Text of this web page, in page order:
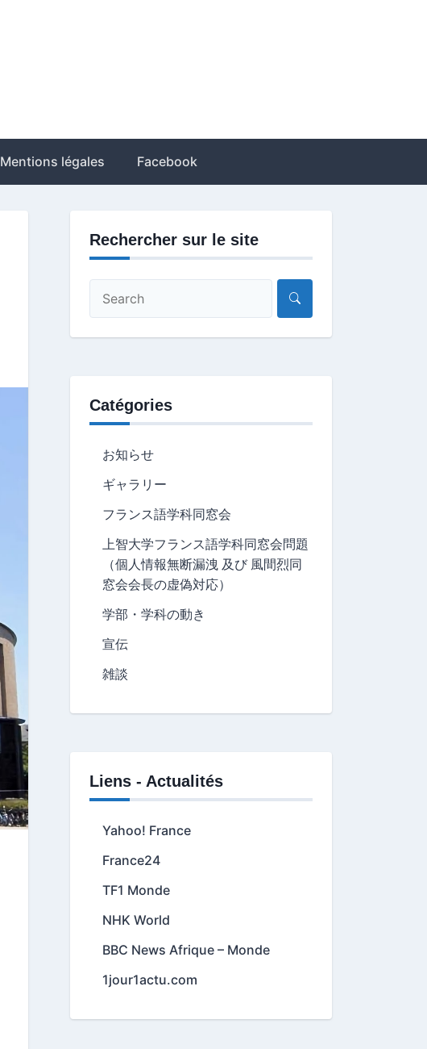
Mentions légales Facebook
Rechercher sur le site
Catégories
お知らせ
ギャラリー
フランス語学科同窓会
上智大学フランス語学科同窓会問題
（個人情報無断漏洩 及び 風間烈同
窓会会長の虚偽対応）
学部・学科の動き
宣伝
雑談
Liens - Actualités
Yahoo! France
France24
TF1 Monde
NHK World
BBC News Afrique – Monde
1jour1actu.com